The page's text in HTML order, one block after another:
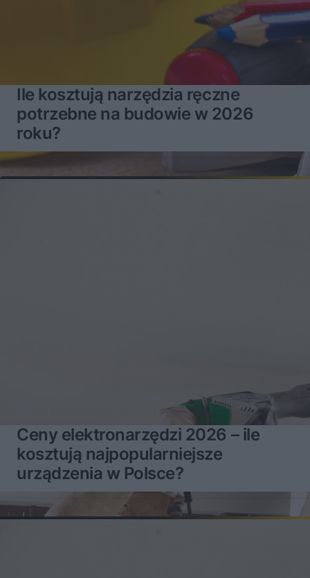
Ile kosztują narzędzia ręczne
potrzebne na budowie w 2026
roku?
Ceny elektronarzędzi 2026 – ile
kosztują najpopularniejsze
urządzenia w Polsce?